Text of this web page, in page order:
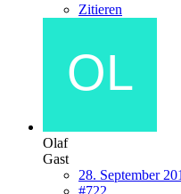
Zitieren
Olaf
Gast
28. September
#722